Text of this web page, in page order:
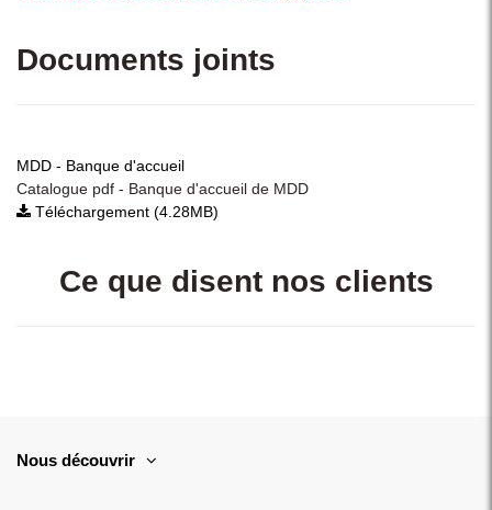
Documents joints
MDD - Banque d'accueil
Catalogue pdf - Banque d'accueil de MDD
Téléchargement (4.28MB)
Ce que disent nos clients
Nous découvrir